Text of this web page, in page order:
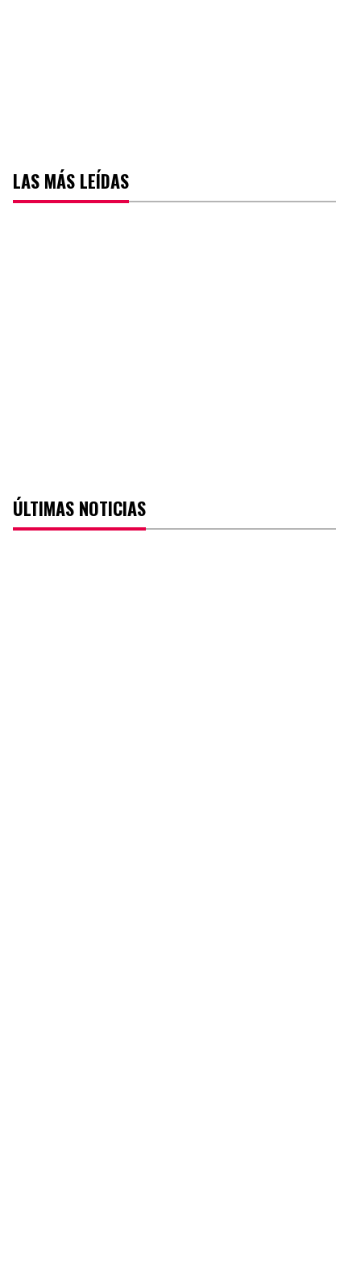
LAS MÁS LEÍDAS
ÚLTIMAS NOTICIAS